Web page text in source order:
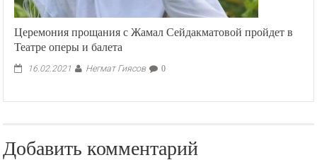
Церемония прощания c Жамал Сейдакматовой пройдет в
Театре оперы и балета
16.02.2021 Негмат Гиясов 0
Добавить комментарий